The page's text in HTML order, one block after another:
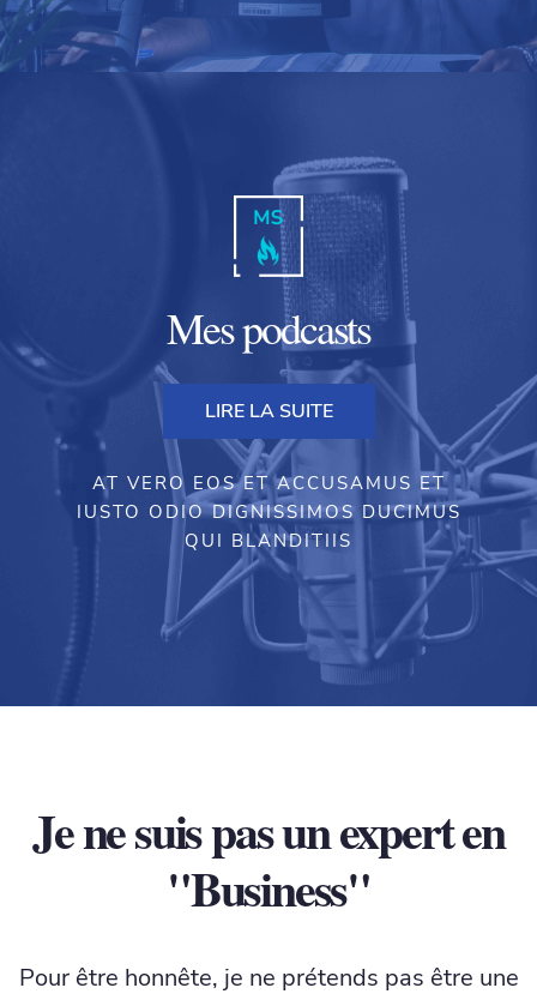
Mes podcasts
LIRE LA SUITE
AT VERO EOS ET ACCUSAMUS ET
IUSTO ODIO DIGNISSIMOS DUCIMUS
QUI BLANDITIIS
Je ne suis pas un expert en
"Business"
Pour être honnête, je ne prétends pas être une